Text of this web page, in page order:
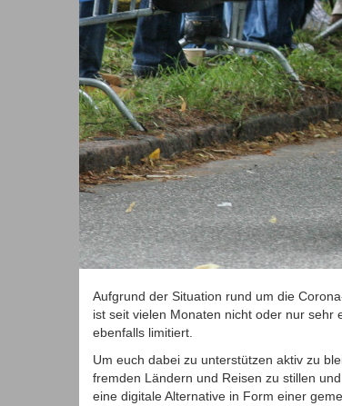
Aufgrund der Situation rund um die
ist seit vielen Monaten nicht oder nur
ebenfalls limitiert.
Um euch dabei zu unterstützen aktiv zu
fremden Ländern und Reisen zu stillen
eine digitale Alternative in Form einer